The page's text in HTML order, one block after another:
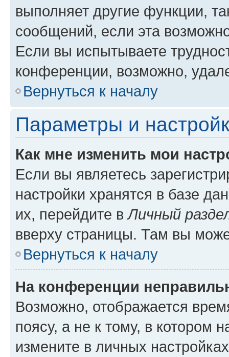
выполняет другие функции,
сообщений, если эта
Если вы испытываете
конференции, возможно,
Вернуться к началу
Параметры и
Как мне изменить мои
Если вы являетесь
настройки хранятся в базе
их, перейдите вЛичный
вверху страницы. Там вы
Вернуться к началу
На конференции
Возможно, отображается
поясу, а не к тому, в котором
измените в личных